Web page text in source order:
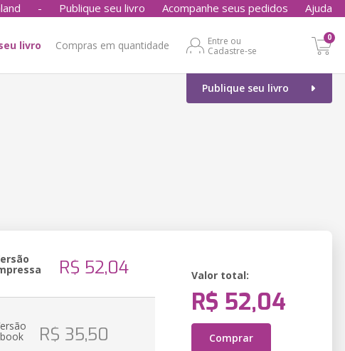
- Publique seu livro Acompanhe seus pedidos Ajuda
livro Compras em quantidade
Entre ou
Cadastre-se
0
Publique seu livro
R$ 52,04 Valor total:
R$ 52,04
Comprar
R$ 35,50